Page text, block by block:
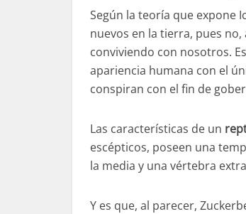
Según la teoría que expone
nuevos en la tierra, pues
conviviendo con nosotros.
apariencia humana con el
conspiran con el fin de
Las características de un
escépticos, poseen una
la media y una vértebra
Y es que, al parecer,